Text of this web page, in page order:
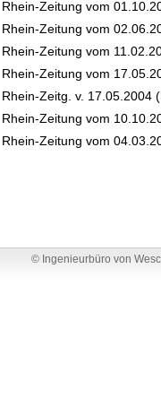
Rhein-Zeitung vom
Rhein-Zeitung vom
Rhein-Zeitung vom
Rhein-Zeitung vom
Rhein-Zeitg. v. 17.05.2004
Rhein-Zeitung vom
Rhein-Zeitung vom
© Ingenieurbüro von